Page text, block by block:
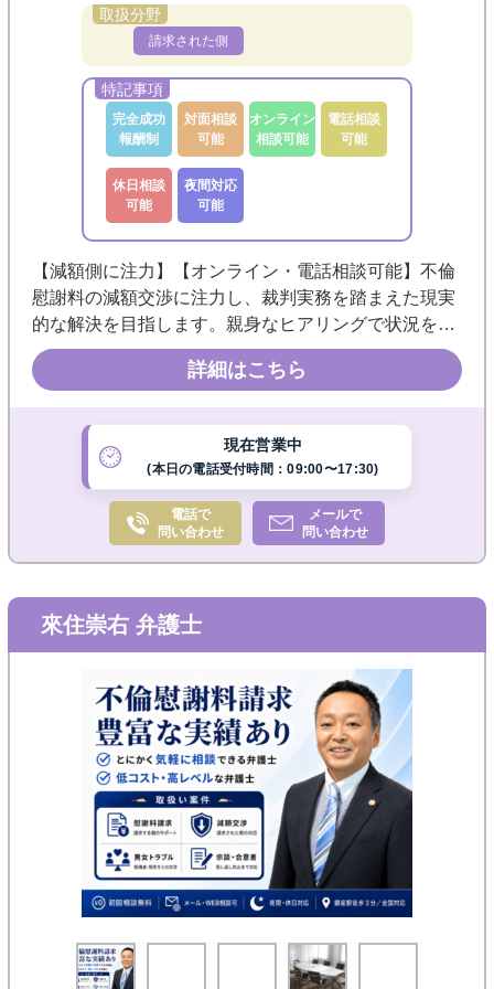
請求された側
完全成功
報酬制
対面相談
可能
オンライン
相談可能
電話相談
可能
休日相談
可能
夜間対応
可能
【減額側に注力】【オンライン・電話相談可能】不倫
慰謝料の減額交渉に注力し、裁判実務を踏まえた現実
的な解決を目指します。親身なヒアリングで状況を丁
寧に整理し、交渉から訴訟まで一貫対応。オンライン
相談にも対応していますので、お気軽にご相談くださ
い。
詳細はこちら
現在営業中
(本日の電話受付時間：09:00〜17:30)
電話で
問い合わせ
メールで
問い合わせ
來住崇右 弁護士